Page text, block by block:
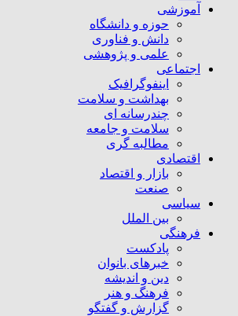
آموزشی
حوزه و دانشگاه
دانش و فناوری
علمی و پژوهشی
اجتماعی
اینفوگرافیک
بهداشت و سلامت
چندرسانه ای
سلامت و جامعه
مطالبه گری
اقتصادی
بازار و اقتصاد
صنعت
سیاسی
بین الملل
فرهنگی
پادکست
خبرهای بانوان
دین و اندیشه
فرهنگ و هنر
گزارش و گفتگو